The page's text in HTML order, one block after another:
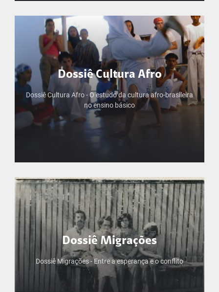
Dossiê Sexualidade
Nível de Ensino
Ensino Fundamental I
Dossiê Cultura Afro
Dossiê Cultura Afro - O estudo da cultura afro-brasileira
no ensino básico
Dossiê Cultura Afro
Nível de Ensino
Ensino Fundamental I
Dossiê Migrações
Dossiê Migrações - Entre a esperança e o conflito